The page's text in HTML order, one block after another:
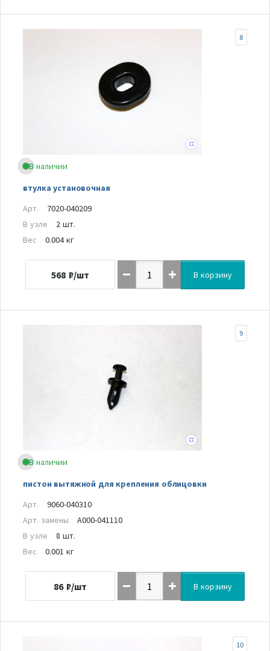
В наличии
втулка установочная
8
Арт.
7020-040209
В узле
2 шт.
Вес
0.004 кг
568 ₽/шт В корзину
В наличии
пистон вытяжной для крепления облицовки
9
Арт.
9060-040310
Арт. замены
A000-041110
В узле
8 шт.
Вес
0.001 кг
86 ₽/шт В корзину
10